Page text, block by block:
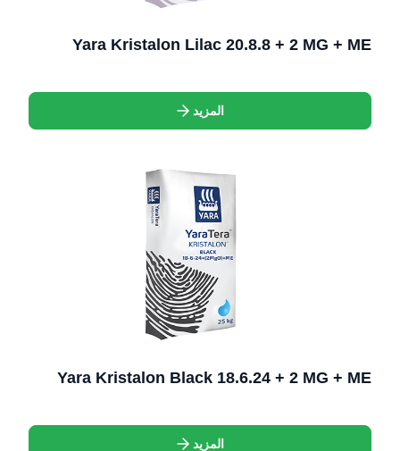
Yara Kristalon Lilac 20.8.8 + 2 MG + ME
المزيد
Yara Kristalon Black 18.6.24 + 2 MG + ME
المزيد